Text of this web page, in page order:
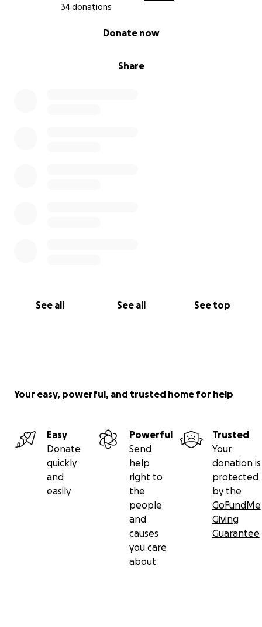
34 donations
Share
Donate now
See all See all See top
Your easy, powerful, and trusted home for help
Easy
Donate
quickly
and
easily
Powerful
Send
help
right to
the
people
and
causes
you care
about
Trusted
Your
donation is
protected
by the
GoFundMe
Giving
Guarantee